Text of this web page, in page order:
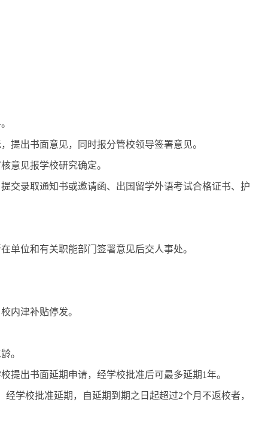
提出书面意见，同时报分管校领导签署意见。
意见报学校研究确定。
交录取通知书或邀请函、出国留学外语考试合格证书、护
单位和有关职能部门签署意见后交人事处。
内津补贴停发。
。
提出书面延期申请，经学校批准后可最多延期1年。
学校批准延期，自延期到期之日起超过2个月不返校者，